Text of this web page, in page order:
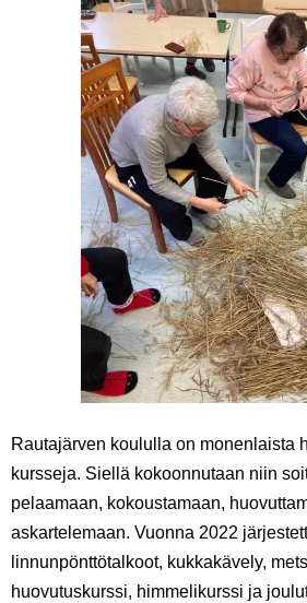
Rautajärven koululla on monenlaista
kursseja. Siellä kokoonnutaan niin
pelaamaan, kokoustamaan,
askartelemaan. Vuonna 2022
linnunpönttötalkoot, kukkakävely,
huovutuskurssi, himmelikurssi ja